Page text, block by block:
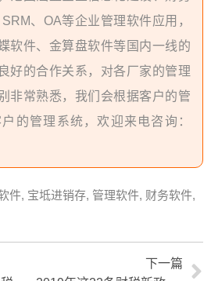
、OA等企业管理软件应用，
软件、金算盘软件等国内一线的
好的合作关系，对各厂家的管理
非常熟悉，我们会根据客户的管
的管理系统，欢迎来电咨询：
件, 宝坻进销存, 管理软件, 财务软件,
下一篇